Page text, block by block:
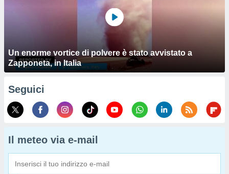
Un enorme vortice di polvere è stato avvistato a
Zapponeta, in Italia
Seguici
Il meteo via e-mail